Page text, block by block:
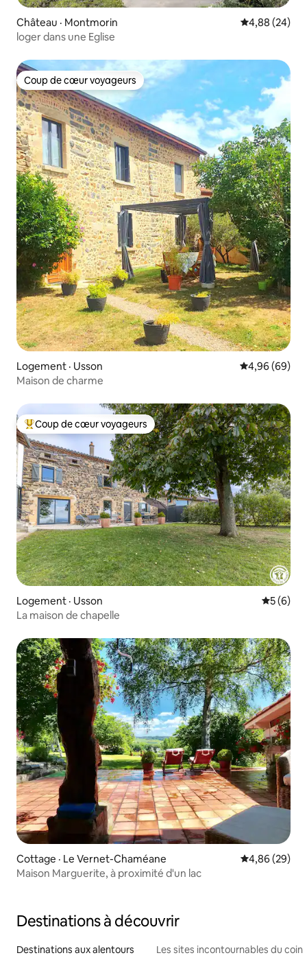
Château · Montmorin Note
4,88 (24)
loger dans une Eglise
Coup de cœur voyageurs
Coup de cœur voyageurs
Logement · Usson Note
4,96 (69)
Maison de charme
Coup de cœur voyageurs parmi les plus aimés
Coup de cœur voyageurs
Logement · Usson Note
5 (6)
La maison de chapelle
Cottage · Le Vernet-Chaméane Note
4,86 (29)
Maison Marguerite, à proximité d'un lac
Destinations à découvrir
Destinations aux alentours Les sites incontournables du coin